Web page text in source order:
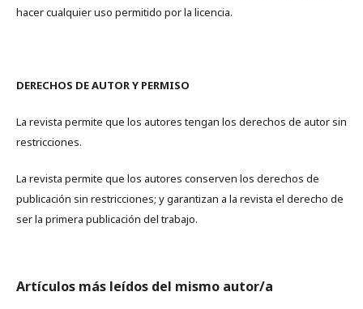
hacer cualquier uso permitido por la licencia.
DERECHOS DE AUTOR Y PERMISO
La revista permite que los autores tengan los derechos de autor sin
restricciones.
La revista permite que los autores conserven los derechos de
publicación sin restricciones; y garantizan a la revista el derecho de
ser la primera publicación del trabajo.
Artículos más leídos del mismo autor/a